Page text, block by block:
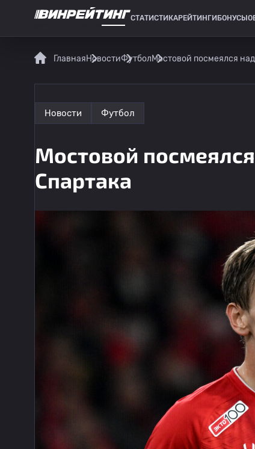
СТАТИСТИКАРЕЙТИНГИ БОНУСЫ
ГлавнаяНовостиФутболМостовой посмеялся
Новости Футбол
Мостовой
Спартака